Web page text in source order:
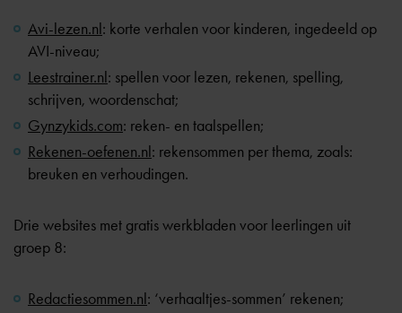
Avi-lezen.nl: korte verhalen voor kinderen, ingedeeld op
AVI-niveau;
Leestrainer.nl: spellen voor lezen, rekenen, spelling,
schrijven, woordenschat;
Gynzykids.com: reken- en taalspellen;
Rekenen-oefenen.nl: rekensommen per thema, zoals:
breuken en verhoudingen.
Drie websites met gratis werkbladen voor leerlingen uit
groep 8:
Redactiesommen.nl: ‘verhaaltjes-sommen’ rekenen;